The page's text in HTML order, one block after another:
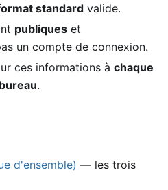
standard valide.
publiques et
un compte de connexion.
ces informations à chaque
.
d'ensemble) — les trois